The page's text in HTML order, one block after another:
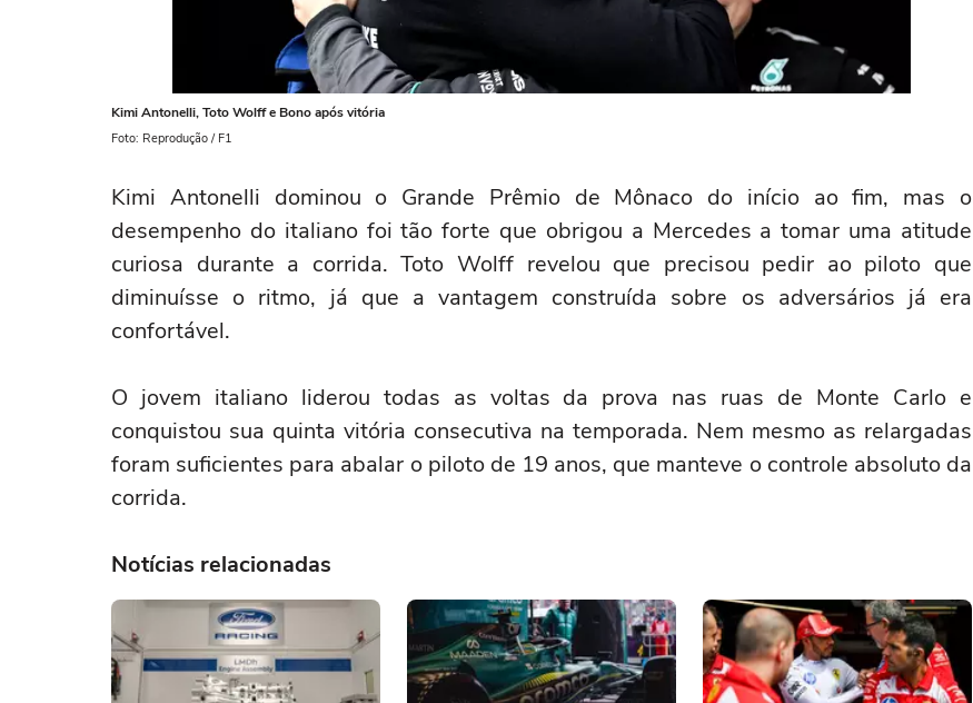
Kimi Antonelli, Toto Wolff e Bono após vitória
Foto: Reprodução / F1
Kimi Antonelli dominou o Grande Prêmio de Mônaco do início ao fim, mas o
desempenho do italiano foi tão forte que obrigou a Mercedes a tomar uma atitude
curiosa durante a corrida. Toto Wolff revelou que precisou pedir ao piloto que
diminuísse o ritmo, já que a vantagem construída sobre os adversários já era
confortável.
O jovem italiano liderou todas as voltas da prova nas ruas de Monte Carlo e
conquistou sua quinta vitória consecutiva na temporada. Nem mesmo as relargadas
foram suficientes para abalar o piloto de 19 anos, que manteve o controle absoluto da
corrida.
Notícias relacionadas